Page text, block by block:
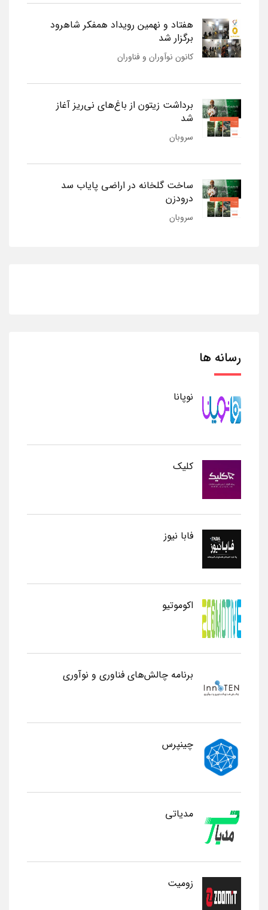
هفتاد و نهمین رویداد همفکر شاهرود
برگزار شد
کانون نوآوران و فناوران
برداشت زیتون از باغ‌های نی‌ریز آغاز
شد
سروبان
ساخت گلخانه در اراضی پایاب سد
درودزن
سروبان
رسانه ها
نوپانا
کلیک
فابا نیوز
اکوموتیو
برنامه چالش‌های فناوری و نوآوری
چینپرس
مدیاتی
زومیت